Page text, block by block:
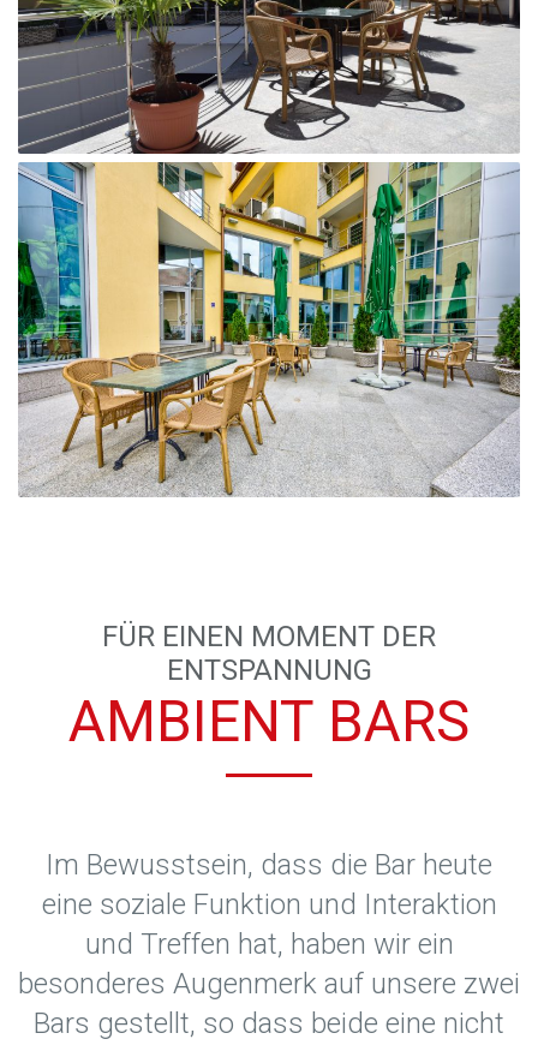
FÜR EINEN MOMENT DER
ENTSPANNUNG
AMBIENT BARS
Im Bewusstsein, dass die Bar heute
eine soziale Funktion und Interaktion
und Treffen hat, haben wir ein
besonderes Augenmerk auf unsere zwei
Bars gestellt, so dass beide eine nicht